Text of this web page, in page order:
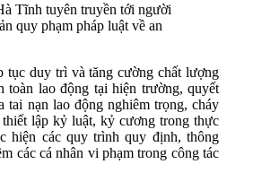
Tĩnh tuyên truyền tới người
quy phạm pháp luật về an
tục duy trì và tăng cường chất lượng
toàn lao động tại hiện trường, quyết
tai nạn lao động nghiêm trọng, cháy
lập kỷ luật, kỷ cương trong thực
hiện các quy trình quy định, thông
các cá nhân vi phạm trong công tác